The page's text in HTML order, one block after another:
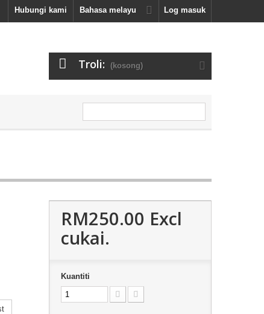
Log masuk
Bahasa melayu
Hubungi kami
Troli: (kosong)
RM250.00 Excl
cukai.
Kuantiti